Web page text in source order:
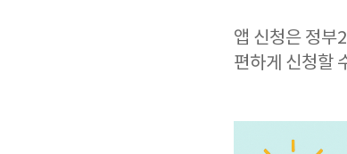
앱 신청은 정부
편하게 신청할